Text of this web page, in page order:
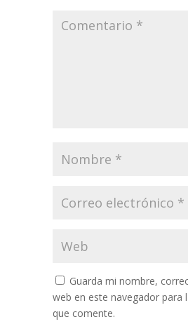
Guarda mi nombre,
web en este navegador para
que comente.